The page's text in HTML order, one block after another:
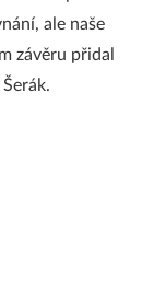
ale naše
závěru přidal